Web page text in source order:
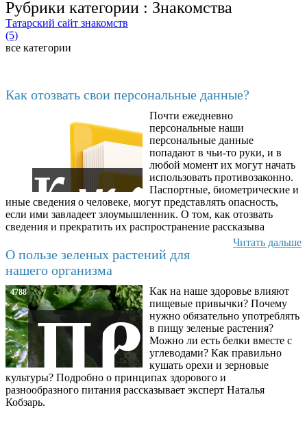
Рубрики категории : Знакомства
Татарский сайт знакомств
(5)
все категории
Как отозвать свои персональные данные?
Почти ежедневно
персональные наши
персональные данные
попадают в чьи-то руки, и в
любой момент их могут начать
использовать противозаконно.
Паспортные, биометрические и
иные сведения о человеке, могут представлять опасность,
если ими завладеет злоумышленник. О том, как отозвать
сведения и прекратить их распространение рассказыва
Читать дальше
О пользе зеленых растений для
нашего организма
4788
Как на наше здоровье влияют
пищевые привычки? Почему
нужно обязательно употреблять
в пищу зеленые растения?
Можно ли есть белки вместе с
углеводами? Как правильно
кушать орехи и зерновые
культуры? Подробно о принципах здорового и
разнообразного питания рассказывает эксперт Наталья
Кобзарь.